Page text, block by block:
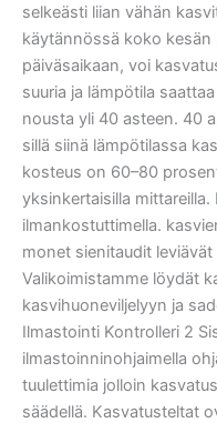
selkeästi liian vähän
käytännössä koko kesän
päiväsaikaan, voi
suuria ja lämpötila
nousta yli 40 asteen. 40
sillä siinä lämpötilassa
kosteus on 60–80
yksinkertaisilla
ilmankostuttimella.
monet sienitaudit
Valikoimistamme löydät
kasvihuoneviljelyyn ja
Ilmastointi Kontrolleri 2
ilmastoinninohjaimella
tuulettimia jolloin
säädellä. Kasvatusteltat